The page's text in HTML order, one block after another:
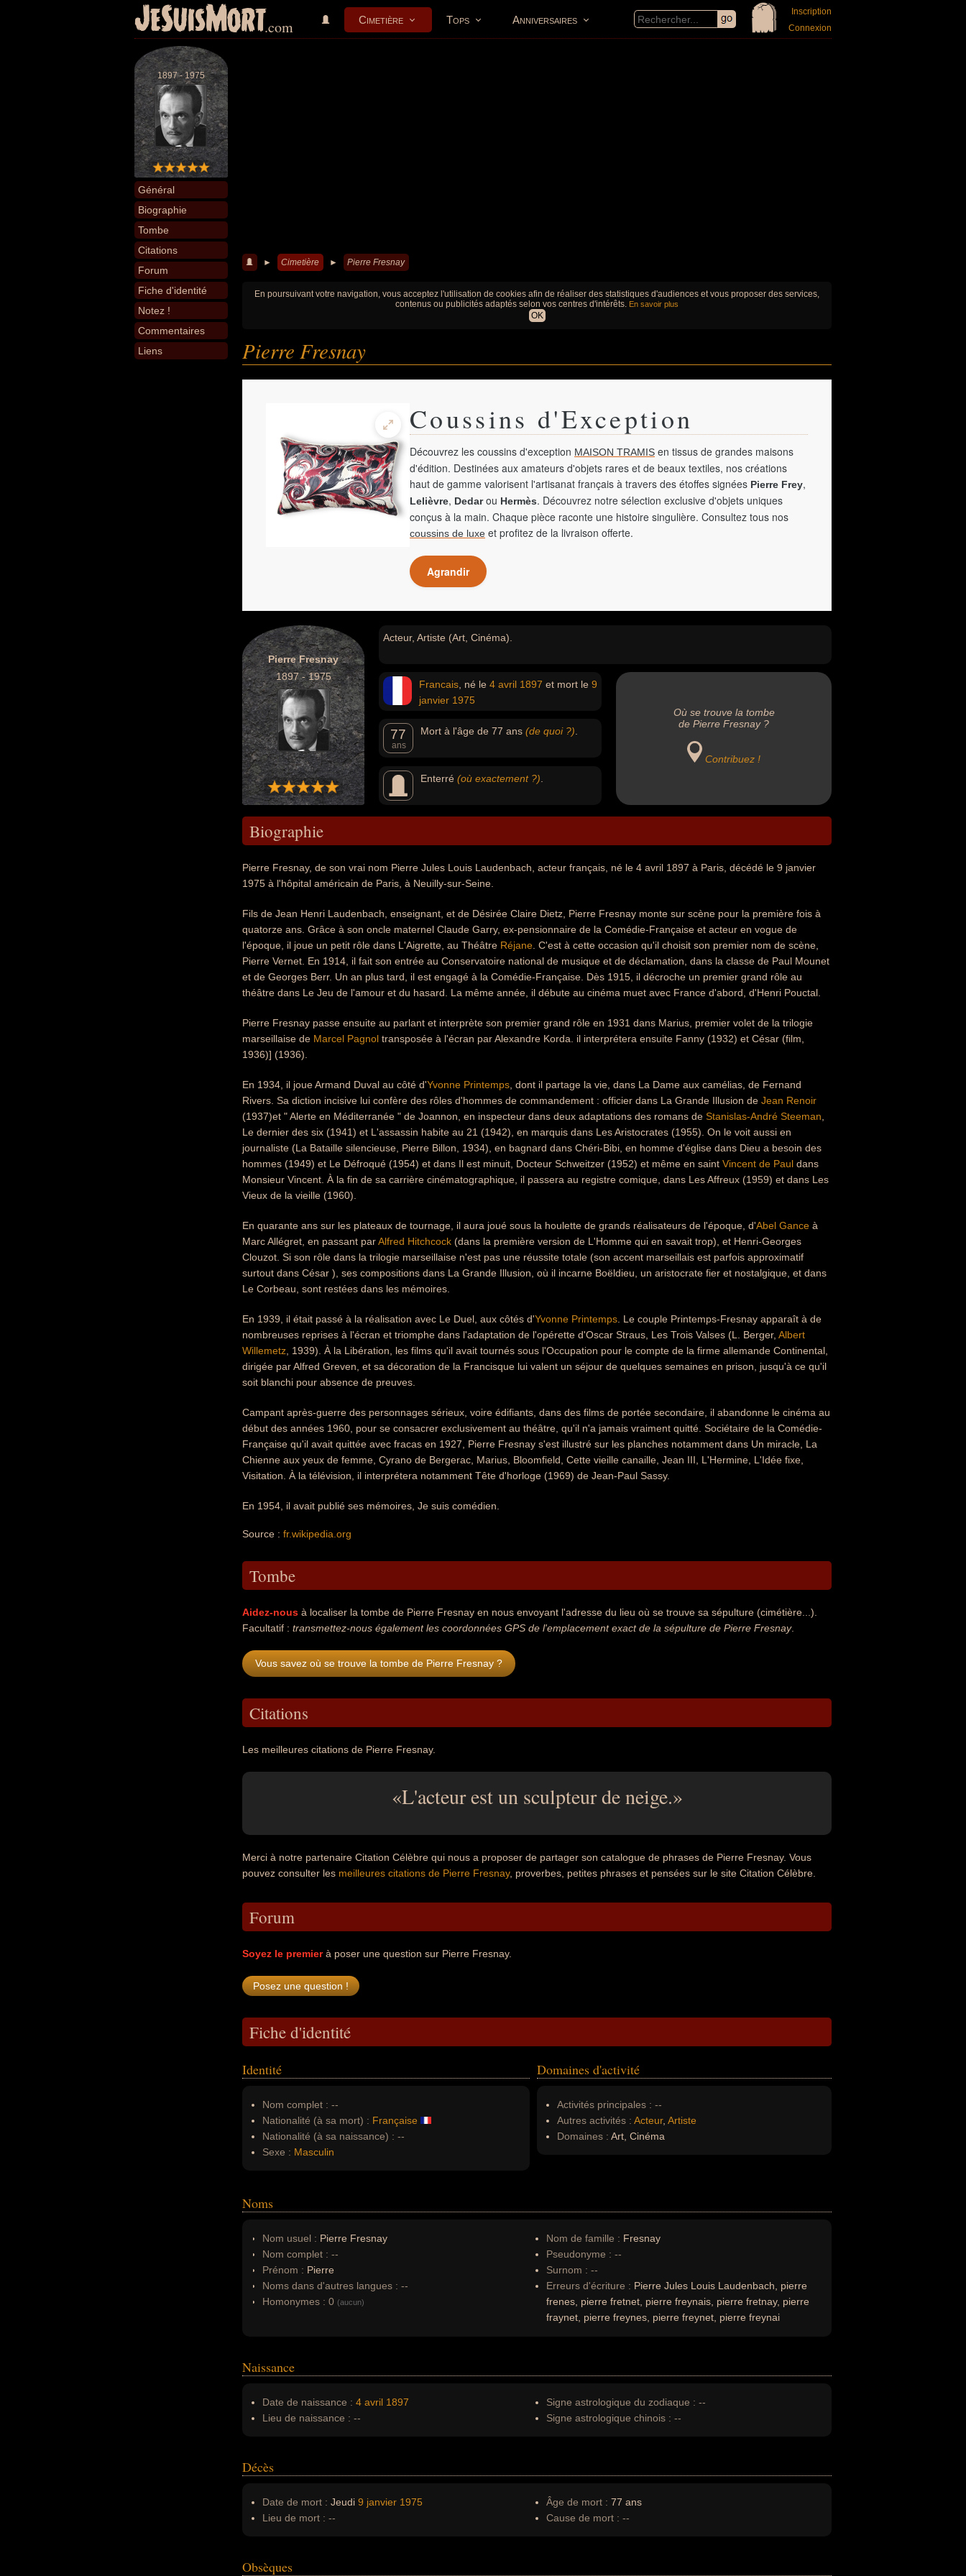
JeSuisMort.com Cimetière Tops Anniversaires
Inscription
Connexion
1897 - 1975
Général
Biographie
Tombe
Citations
Forum
Fiche d'identité
Notez !
Commentaires
Liens
► Cimetière ► Pierre Fresnay
En poursuivant votre navigation, vous acceptez l'utilisation de cookies afin de réaliser des statistiques d'audiences et vous proposer des services,
contenus ou publicités adaptés selon vos centres d'intérêts. En savoir plus
OK
Pierre Fresnay
Coussins d'Exception
Découvrez les coussins d'exception MAISON TRAMIS en tissus de grandes maisons
d'édition. Destinées aux amateurs d'objets rares et de beaux textiles, nos créations
haut de gamme valorisent l'artisanat français à travers des étoffes signées Pierre Frey,
Lelièvre, Dedarou Hermès. Découvrez notre sélection exclusive d'objets uniques
conçus à la main. Chaque pièce raconte une histoire singulière. Consultez tous nos
coussins de luxe et profitez de la livraison offerte.
Agrandir
Pierre Fresnay
1897 - 1975
Acteur, Artiste (Art, Cinéma).
Francais , né le 4 avril 1897 et mort le 9
janvier 1975
77
ans
Mort à l'âge de 77 ans (de quoi ?)
Enterré (où exactement ?)
Où se trouve la tombe
de Pierre Fresnay ?
Contribuez !
Biographie
Pierre Fresnay, de son vrai nom Pierre Jules Louis Laudenbach, acteur français, né le 4 avril 1897 à Paris, décédé le 9 janvier
1975 à l'hôpital américain de Paris, à Neuilly-sur-Seine.
Fils de Jean Henri Laudenbach, enseignant, et de Désirée Claire Dietz, Pierre Fresnay monte sur scène pour la première fois à
quatorze ans. Grâce à son oncle maternel Claude Garry, ex-pensionnaire de la Comédie-Française et acteur en vogue de
l'époque, il joue un petit rôle dans L'Aigrette, au Théâtre Réjane . C'est à cette occasion qu'il choisit son premier nom de scène,
Pierre Vernet. En 1914, il fait son entrée au Conservatoire national de musique et de déclamation, dans la classe de Paul Mounet
et de Georges Berr. Un an plus tard, il est engagé à la Comédie-Française. Dès 1915, il décroche un premier grand rôle au
théâtre dans Le Jeu de l'amour et du hasard. La même année, il débute au cinéma muet avec France d'abord, d'Henri Pouctal.
Pierre Fresnay passe ensuite au parlant et interprète son premier grand rôle en 1931 dans Marius, premier volet de la trilogie
marseillaise de Marcel Pagnol transposée à l'écran par Alexandre Korda. il interprétera ensuite Fanny (1932) et César (film,
1936)] (1936).
En 1934, il joue Armand Duval au côté d'Yvonne Printemps , dont il partage la vie, dans La Dame aux camélias, de Fernand
Rivers. Sa diction incisive lui confère des rôles d'hommes de commandement : officier dans La Grande Illusion de Jean Renoir
(1937)et " Alerte en Méditerranée " de Joannon, en inspecteur dans deux adaptations des romans de Stanislas-André Steeman
Le dernier des six (1941) et L'assassin habite au 21 (1942), en marquis dans Les Aristocrates (1955). On le voit aussi en
journaliste (La Bataille silencieuse, Pierre Billon, 1934), en bagnard dans Chéri-Bibi, en homme d'église dans Dieu a besoin des
hommes (1949) et Le Défroqué (1954) et dans Il est minuit, Docteur Schweitzer (1952) et même en saint Vincent de Paul dans
Monsieur Vincent. À la fin de sa carrière cinématographique, il passera au registre comique, dans Les Affreux (1959) et dans Les
Vieux de la vieille (1960).
En quarante ans sur les plateaux de tournage, il aura joué sous la houlette de grands réalisateurs de l'époque, d'Abel Gance à
Marc Allégret, en passant parAlfred Hitchcock (dans la première version de L'Homme qui en savait trop), et Henri-Georges
Clouzot. Si son rôle dans la trilogie marseillaise n'est pas une réussite totale (son accent marseillais est parfois approximatif
surtout dans César ), ses compositions dans La Grande Illusion, où il incarne Boëldieu, un aristocrate fier et nostalgique, et dans
Le Corbeau, sont restées dans les mémoires.
En 1939, il était passé à la réalisation avec Le Duel, aux côtés d'Yvonne Printemps . Le couple Printemps-Fresnay apparaît à de
nombreuses reprises à l'écran et triomphe dans l'adaptation de l'opérette d'Oscar Straus, Les Trois Valses (L. Berger, Albert
Willemetz , 1939). À la Libération, les films qu'il avait tournés sous l'Occupation pour le compte de la firme allemande Continental,
dirigée par Alfred Greven, et sa décoration de la Francisque lui valent un séjour de quelques semaines en prison, jusqu'à ce qu'il
soit blanchi pour absence de preuves.
Campant après-guerre des personnages sérieux, voire édifiants, dans des films de portée secondaire, il abandonne le cinéma au
début des années 1960, pour se consacrer exclusivement au théâtre, qu'il n'a jamais vraiment quitté. Sociétaire de la Comédie-
Française qu'il avait quittée avec fracas en 1927, Pierre Fresnay s'est illustré sur les planches notamment dans Un miracle, La
Chienne aux yeux de femme, Cyrano de Bergerac, Marius, Bloomfield, Cette vieille canaille, Jean III, L'Hermine, L'Idée fixe,
Visitation. À la télévision, il interprétera notamment Tête d'horloge (1969) de Jean-Paul Sassy.
En 1954, il avait publié ses mémoires, Je suis comédien.
Source : fr.wikipedia.org
Tombe
Aidez-nous à localiser la tombe de Pierre Fresnay en nous envoyant l'adresse du lieu où se trouve sa sépulture (cimétière...).
Facultatif : transmettez-nous également les coordonnées GPS de l'emplacement exact de la sépulture de Pierre Fresnay.
Vous savez où se trouve la tombe de Pierre Fresnay ?
Citations
Les meilleures citations de Pierre Fresnay.
L'acteur est un sculpteur de neige.
Merci à notre partenaire Citation Célèbre qui nous a proposer de partager son catalogue de phrases de Pierre Fresnay. Vous
pouvez consulter les meilleures citations de Pierre Fresnay, proverbes, petites phrases et pensées sur le site Citation Célèbre.
Forum
Soyez le premierà poser une question sur Pierre Fresnay.
Fiche d'identité
Identité
Nom complet : --
Nationalité (à sa mort) : Française
Nationalité (à sa naissance) : --
Sexe : Masculin
Domaines d'activité
Activités principales : --
Autres activités : Acteur, Artiste
Domaines : Art, Cinéma
Noms
Nom usuel : Pierre Fresnay
Nom complet : --
Prénom : Pierre
Noms dans d'autres langues : --
Homonymes : 0 (aucun)
Nom de famille : Fresnay
Pseudonyme : --
Surnom : --
Erreurs d'écriture : Pierre Jules Louis Laudenbach, pierre
frenes, pierre fretnet, pierre freynais, pierre fretnay, pierre
fraynet, pierre freynes, pierre freynet, pierre freynai
Naissance
Date de naissance : 4 avril 1897
Lieu de naissance : --
Signe astrologique du zodiaque : --
Signe astrologique chinois : --
Décès
Date de mort : Jeudi 9 janvier 1975
Lieu de mort : --
Âge de mort : 77 ans
Cause de mort : --
Obsèques